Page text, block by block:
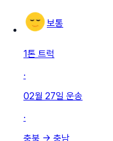
보통
1톤 트럭
·
02월 27일 운송
·
충북 → 충남